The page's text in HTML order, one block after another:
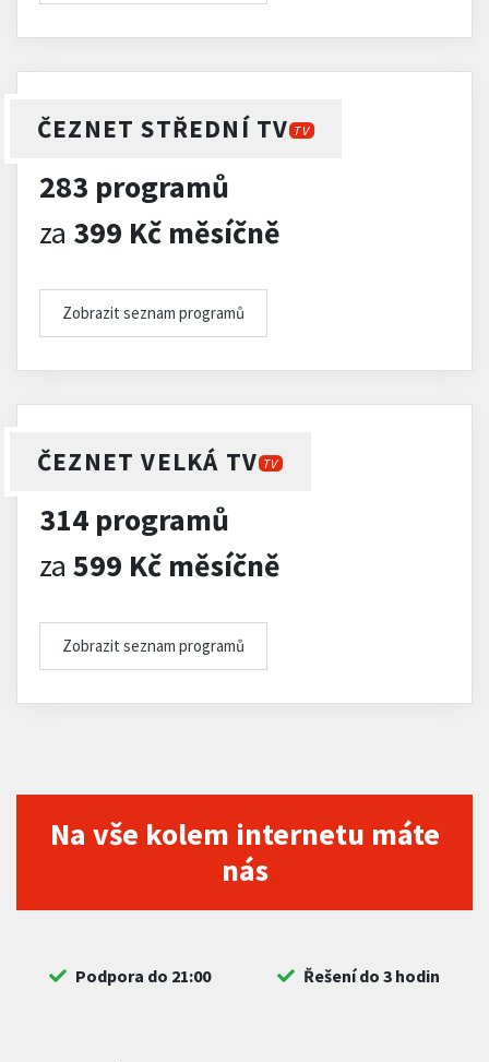
ČEZNET STŘEDNÍ TV TV
283 programů
za 399 Kč měsíčně
Zobrazit seznam programů
ČEZNET VELKÁ TV TV
314 programů
za 599 Kč měsíčně
Zobrazit seznam programů
Na vše kolem internetu máte
nás
Podpora do 21:00 Řešení do 3 hodin